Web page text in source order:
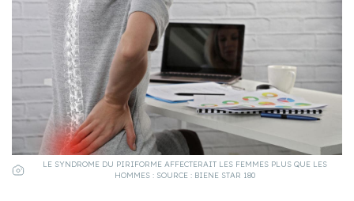
LE SYNDROME DU PIRIFORME AFFECTERAIT LES FEMMES PLUS QUE LES
HOMMES : SOURCE : BIENE STAR 180